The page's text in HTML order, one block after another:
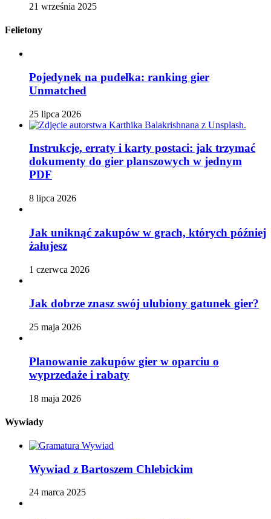
21 września 2025
Felietony
Pojedynek na pudełka: ranking gier
Unmatched
25 lipca 2026
Instrukcje, erraty i karty postaci: jak trzymać
dokumenty do gier planszowych w jednym
PDF
8 lipca 2026
Jak uniknąć zakupów w grach, których później
żałujesz
1 czerwca 2026
Jak dobrze znasz swój ulubiony gatunek gier?
25 maja 2026
Planowanie zakupów gier w oparciu o
wyprzedaże i rabaty
18 maja 2026
Wywiady
Wywiad z Bartoszem Chlebickim
24 marca 2025